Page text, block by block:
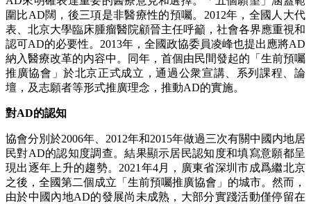
圍比AD闊，後三項是非醫療性的預囑。2012年，全國人大代
表、北京大學臨床腫瘤醫院顧晉主任呼籲，社會各界應重視和
認可AD的必要性。2013年，全國政協委員凌峰也提出應將AD
納入醫療改革的内容中。同年，首個由民間發起的「生前預囑
推廣協會」於北京正式成立，通過公衆宣講、系列課程、論
壇，及志願者等形式推廣理念，推動AD的實施。
對AD的認知
協會分別於2006年、2012年和2015年做過三次有關中國内地居
民對AD的認知度調查。結果顯示居民認知度和填寫意願都呈
現出逐年上升的趨勢。2021年4月，廣東省深圳市成爲繼北京
之後，全國第二個成立「生前預囑推廣協會」的城市。然而，
由於中國內地AD的發展尚未成熟，大部分實踐活動僅停留在